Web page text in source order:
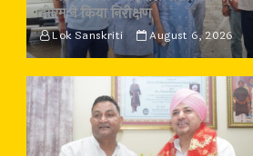
डीएम ने किया निरीक्षण
Lok Sanskriti August 6, 2026